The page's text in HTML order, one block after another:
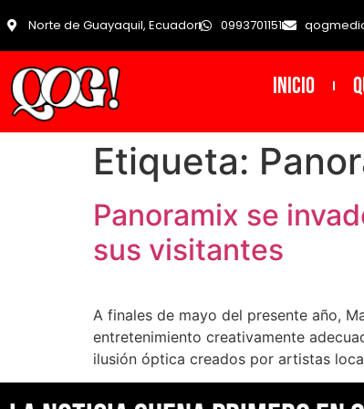
Norte de Guayaquil, Ecuador 0993701151
INICIO
Etiqueta:
Panoramix se
sus visitantes
A finales de mayo del presente año,
entretenimiento creativamente
ilusión óptica creados por artistas